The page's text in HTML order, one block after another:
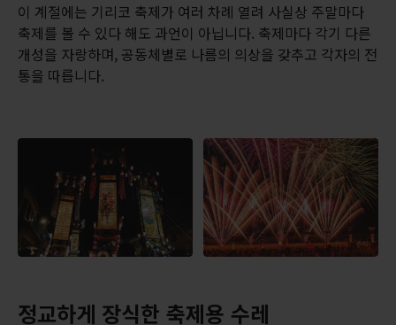
이 계절에는 기리코 축제가 여러 차례 열려 사실상 주말마다
축제를 볼 수 있다 해도 과언이 아닙니다. 축제마다 각기 다른
개성을 자랑하며, 공동체별로 나름의 의상을 갖추고 각자의 전
통을 따릅니다.
정교하게 장식한 축제용 수레